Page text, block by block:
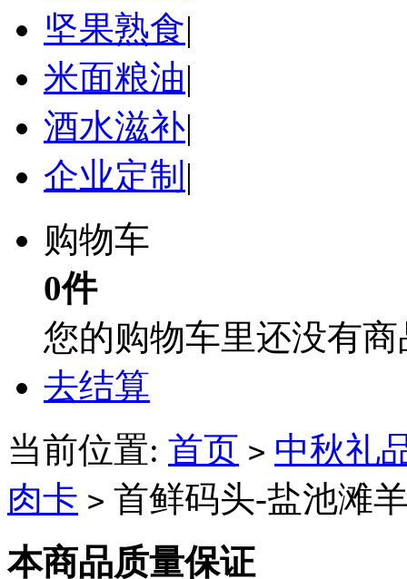
坚果熟食|
米面粮油|
酒水滋补|
企业定制|
购物车
0件
您的购物车里还没有
去结算
当前位置: 首页 > 中秋礼
肉卡 > 首鲜码头-盐池滩
本商品质量保证